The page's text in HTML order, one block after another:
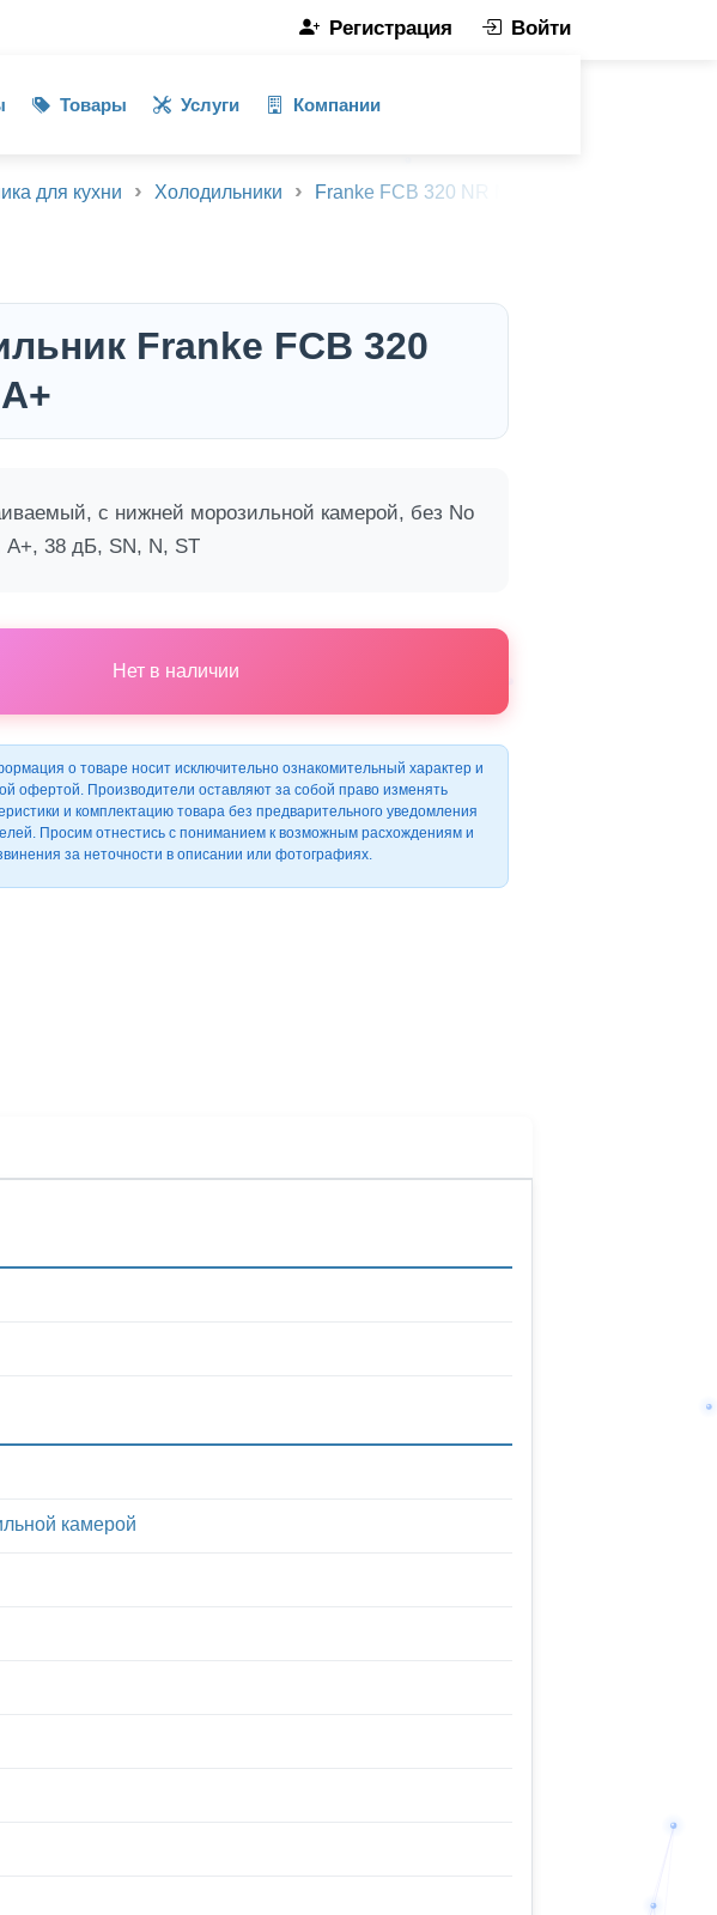
Регистрация Войти
Товары Услуги Компании
для кухни Холодильники Franke FCB 320 NR MS A+
Franke FCB 320
с нижней морозильной камерой, без No
A+, 38 дБ, SN, N, ST
Нет в наличии
о товаре носит исключительно ознакомительный характер и
офертой. Производители оставляют за собой право изменять
и комплектацию товара без предварительного уведомления
Просим отнестись с пониманием к возможным расхождениям и
за неточности в описании или фотографиях.
камерой